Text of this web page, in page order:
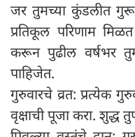
जर तुमच्या कुंडलीत
प्रतिकूल परिणाम
करून पुढील वर्षभर
पाहिजेत.
गुरुवारचे व्रत: प्रत्येक
वृक्षाची पूजा करा. शुद्ध